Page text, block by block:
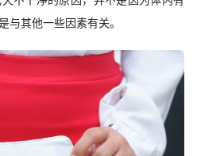
与其他一些因素有关。